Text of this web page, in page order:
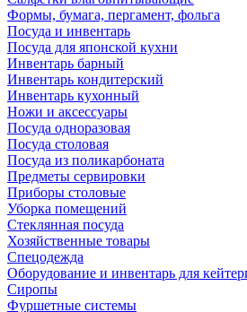
Формы, бумага, пергамент, фольга
Посуда и инвентарь
Посуда для японской кухни
Инвентарь барный
Инвентарь кондитерский
Инвентарь кухонный
Ножи и аксессуары
Посуда одноразовая
Посуда столовая
Посуда из поликарбоната
Предметы сервировки
Приборы столовые
Уборка помещений
Стеклянная посуда
Хозяйственные товары
Спецодежда
Оборудование и инвентарь для
Сиропы
Фуршетные системы